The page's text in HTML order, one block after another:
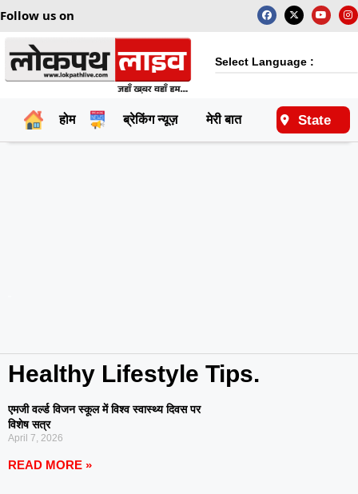
Follow us on
Select Language :
होम ब्रेकिंग न्यूज़ मेरी बात राष्ट्रीय
State
Healthy Lifestyle Tips.
एमजी वर्ल्ड विजन स्कूल में विश्व स्वास्थ्य दिवस पर
विशेष सत्र
April 7, 2026
READ MORE »